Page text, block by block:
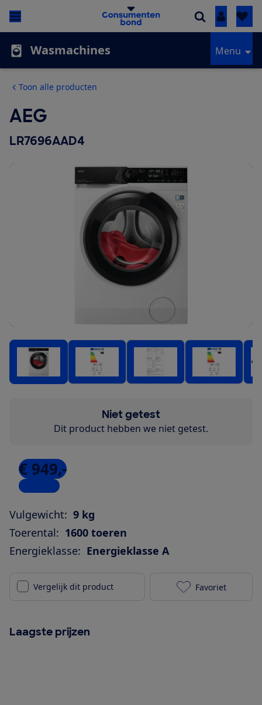
Inloggen
Wasmachines Menu
Toon alle producten
AEG
LR7696AAD4
Niet getest
Dit product hebben we niet getest.
€ 949,-
4 winkels
Vulgewicht: 9 kg
Toerental: 1600 toeren
Energieklasse: Energieklasse A
Vergelijk dit product AEG
Favoriet
Laagste prijzen